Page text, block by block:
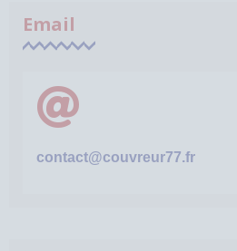
Email
contact@couvreur77.fr